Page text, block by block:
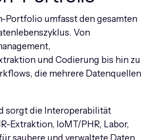
Portfolio umfasst den gesamten
Von
und Codierung bis hin zu
die mehrere Datenquellen
sorgt die Interoperabilität
Extraktion, IoMT/PHR, Labor,
saubere und verwaltete Daten,